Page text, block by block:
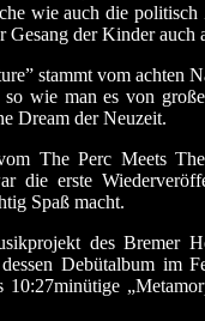
wie auch die
Gesang der Kinder auch
stammt vom
so wie man es von
Dream der Neuzeit.
The Perc Meets
die erste
Spaß macht.
des Bremer
Debütalbum im